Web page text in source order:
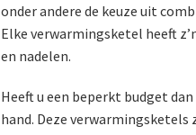
onder andere de keuze uit
Elke verwarmingsketel heeft
en nadelen.
Heeft u een beperkt budget
hand. Deze